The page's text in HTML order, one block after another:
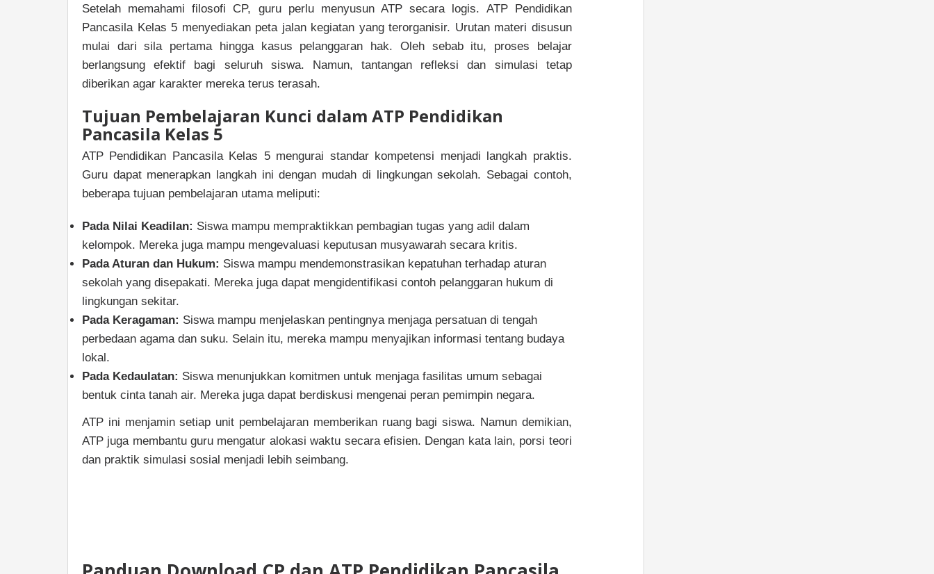
Setelah memahami filosofi CP, guru perlu menyusun ATP secara logis. ATP Pendidikan
Pancasila Kelas 5 menyediakan peta jalan kegiatan yang terorganisir. Urutan materi disusun
mulai dari sila pertama hingga kasus pelanggaran hak. Oleh sebab itu, proses belajar
berlangsung efektif bagi seluruh siswa. Namun, tantangan refleksi dan simulasi tetap
diberikan agar karakter mereka terus terasah.
Tujuan Pembelajaran Kunci dalam ATP Pendidikan
Pancasila Kelas 5
ATP Pendidikan Pancasila Kelas 5 mengurai standar kompetensi menjadi langkah praktis.
Guru dapat menerapkan langkah ini dengan mudah di lingkungan sekolah. Sebagai contoh,
beberapa tujuan pembelajaran utama meliputi:
Pada Nilai Keadilan: Siswa mampu mempraktikkan pembagian tugas yang adil dalam
kelompok. Mereka juga mampu mengevaluasi keputusan musyawarah secara kritis.
Pada Aturan dan Hukum: Siswa mampu mendemonstrasikan kepatuhan terhadap aturan
sekolah yang disepakati. Mereka juga dapat mengidentifikasi contoh pelanggaran hukum di
lingkungan sekitar.
Pada Keragaman: Siswa mampu menjelaskan pentingnya menjaga persatuan di tengah
perbedaan agama dan suku. Selain itu, mereka mampu menyajikan informasi tentang budaya
lokal.
Pada Kedaulatan: Siswa menunjukkan komitmen untuk menjaga fasilitas umum sebagai
bentuk cinta tanah air. Mereka juga dapat berdiskusi mengenai peran pemimpin negara.
ATP ini menjamin setiap unit pembelajaran memberikan ruang bagi siswa. Namun demikian,
ATP juga membantu guru mengatur alokasi waktu secara efisien. Dengan kata lain, porsi teori
dan praktik simulasi sosial menjadi lebih seimbang.